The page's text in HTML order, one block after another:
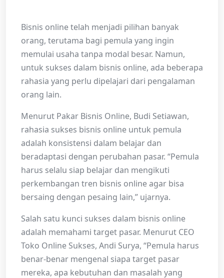
Bisnis online telah menjadi pilihan banyak
orang, terutama bagi pemula yang ingin
memulai usaha tanpa modal besar. Namun,
untuk sukses dalam bisnis online, ada beberapa
rahasia yang perlu dipelajari dari pengalaman
orang lain.
Menurut Pakar Bisnis Online, Budi Setiawan,
rahasia sukses bisnis online untuk pemula
adalah konsistensi dalam belajar dan
beradaptasi dengan perubahan pasar. “Pemula
harus selalu siap belajar dan mengikuti
perkembangan tren bisnis online agar bisa
bersaing dengan pesaing lain,” ujarnya.
Salah satu kunci sukses dalam bisnis online
adalah memahami target pasar. Menurut CEO
Toko Online Sukses, Andi Surya, “Pemula harus
benar-benar mengenal siapa target pasar
mereka, apa kebutuhan dan masalah yang